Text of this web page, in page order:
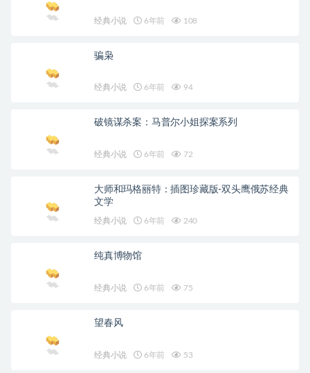
经典小说 6年前 108
骗枭
经典小说 6年前 94
破镜谋杀案：马普尔小姐探案系列
经典小说 6年前 72
大师和玛格丽特：插图珍藏版-双头鹰俄苏经典
文学
经典小说 6年前 240
纯真博物馆
经典小说 6年前 75
望春风
经典小说 6年前 53